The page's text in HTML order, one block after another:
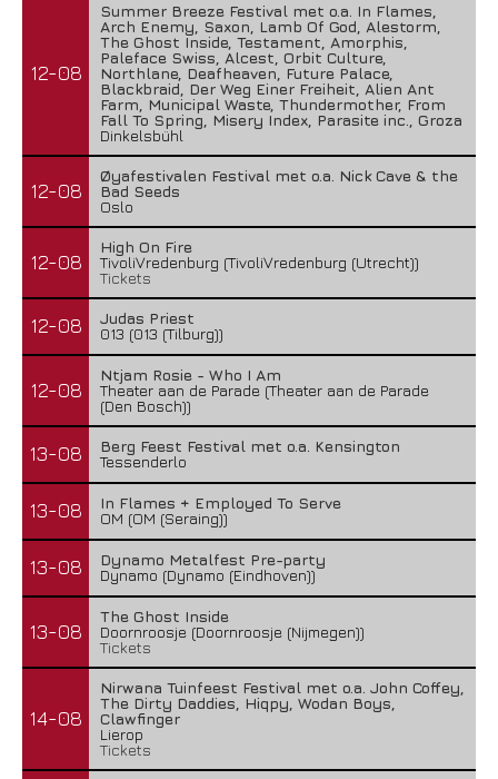
12-08
Summer Breeze Festival met o.a. In Flames,
Arch Enemy, Saxon, Lamb Of God, Alestorm,
The Ghost Inside, Testament, Amorphis,
Paleface Swiss, Alcest, Orbit Culture,
Northlane, Deafheaven, Future Palace,
Blackbraid, Der Weg Einer Freiheit, Alien Ant
Farm, Municipal Waste, Thundermother, From
Fall To Spring, Misery Index, Parasite inc., Groza
Dinkelsbühl
12-08
Øyafestivalen Festival met o.a. Nick Cave & the
Bad Seeds
Oslo
12-08
High On Fire
TivoliVredenburg (TivoliVredenburg (Utrecht))
Tickets
12-08
Judas Priest
013 (013 (Tilburg))
12-08
Ntjam Rosie - Who I Am
Theater aan de Parade (Theater aan de Parade
(Den Bosch))
13-08
Berg Feest Festival met o.a. Kensington
Tessenderlo
13-08
In Flames + Employed To Serve
OM (OM (Seraing))
13-08
Dynamo Metalfest Pre-party
Dynamo (Dynamo (Eindhoven))
13-08
The Ghost Inside
Doornroosje (Doornroosje (Nijmegen))
Tickets
14-08
Nirwana Tuinfeest Festival met o.a. John Coffey,
The Dirty Daddies, Hiqpy, Wodan Boys,
Clawfinger
Lierop
Tickets